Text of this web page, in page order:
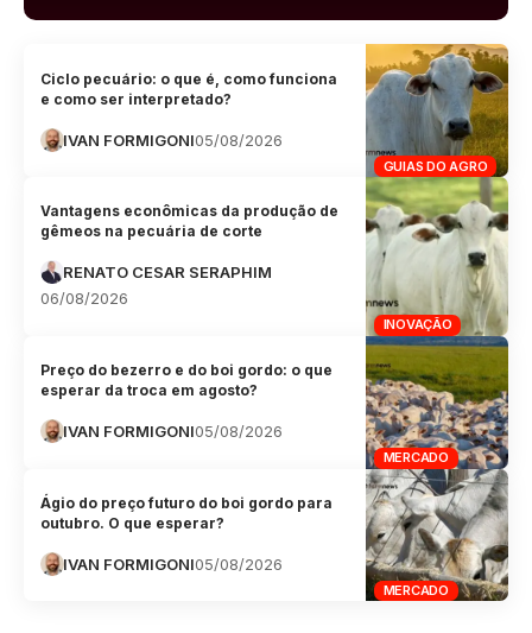
GUIAS DO AGRO
Ciclo pecuário: o que é, como funciona
e como ser interpretado?
IVAN FORMIGONI05/08/2026
INOVAÇÃO
Vantagens econômicas da produção de
gêmeos na pecuária de corte
RENATO CESAR SERAPHIM
06/08/2026
MERCADO
Preço do bezerro e do boi gordo: o que
esperar da troca em agosto?
IVAN FORMIGONI05/08/2026
MERCADO
Ágio do preço futuro do boi gordo para
outubro. O que esperar?
IVAN FORMIGONI05/08/2026